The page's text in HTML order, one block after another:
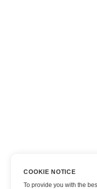
COOKIE NOTICE
To provide you with the